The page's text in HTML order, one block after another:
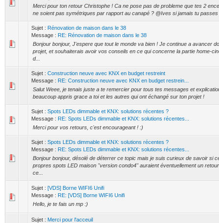
Merci pour ton retour Christophe ! Ca ne pose pas de probleme que tes 2
ne soient pas symétriques par rapport au canapé ? @Ives si jamais tu
Sujet : Rénovation de maison dans le 38
Message : RE: Rénovation de maison dans le 38
Bonjour bonjour, J'espere que tout le monde va bien ! Je continue a avancer
projet, et souhaiterais avoir vos conseils en ce qui concerne la partie home-
d...
Sujet : Construction neuve avec KNX en budget restreint
Message : RE: Construction neuve avec KNX en budget restrein...
Salut Weee, je tenais juste a te remercier pour tous tes messages et
beaucoup appris grace a toi et les autres qui ont échangé sur ton projet !
Sujet : Spots LEDs dimmable et KNX: solutions récentes ?
Message : RE: Spots LEDs dimmable et KNX: solutions récentes...
Merci pour vos retours, c'est encourageant ! :)
Sujet : Spots LEDs dimmable et KNX: solutions récentes ?
Message : RE: Spots LEDs dimmable et KNX: solutions récentes...
Bonjour bonjour, désolé de déterrer ce topic mais je suis curieux de savoir si
propres spots LED maison "version condo4" auraient éventuellement un
ce...
Sujet : [VDS] Borne WIFI6 Unifi
Message : RE: [VDS] Borne WIFI6 Unifi
Hello, je te fais un mp :)
Sujet : Merci pour l'acceuil